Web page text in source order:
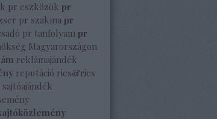
pr eszközök pr
pr szakma pr
pr tanfolyam pr
Magyarországon
reklámajándék
reputáció ries&ries
sajtóajándék